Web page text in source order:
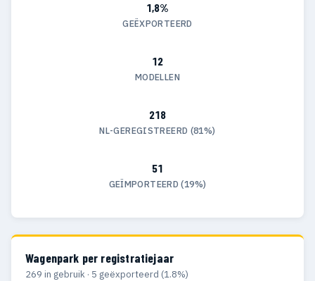
1,8%
GEËXPORTEERD
12
MODELLEN
218
NL-GEREGISTREERD (81%)
51
GEÏMPORTEERD (19%)
Wagenpark per registratiejaar
269 in gebruik · 5 geëxporteerd (1.8%)